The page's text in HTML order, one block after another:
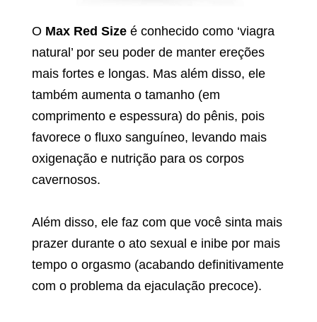
O Max Red Size é conhecido como ‘viagra
natural’ por seu poder de manter ereções
mais fortes e longas. Mas além disso, ele
também aumenta o tamanho (em
comprimento e espessura) do pênis, pois
favorece o fluxo sanguíneo, levando mais
oxigenação e nutrição para os corpos
cavernosos.
Além disso, ele faz com que você sinta mais
prazer durante o ato sexual e inibe por mais
tempo o orgasmo (acabando definitivamente
com o problema da ejaculação precoce).